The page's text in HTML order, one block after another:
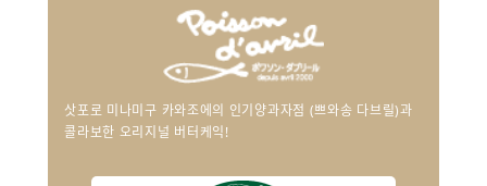
삿포로 미나미구 카와조에의 인기양과자점 (쁘와송 다브릴)과
콜라보한 오리지널 버터케익!